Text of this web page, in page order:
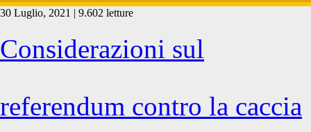
Tag:
<span>quorum
30 Luglio, 2021 | 9.602 letture
Considerazioni sul
referendum contro la caccia